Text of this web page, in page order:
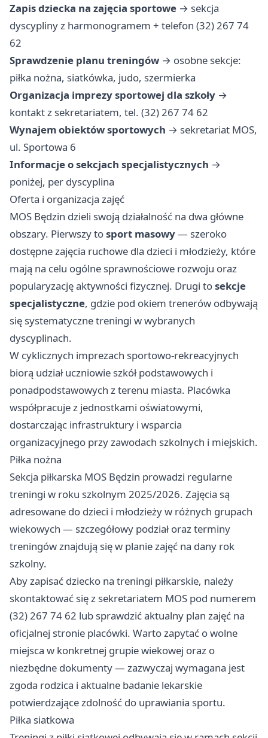
Zapis dziecka na zajęcia sportowe → sekcja
dyscypliny z harmonogramem + telefon (32) 267 74
62
Sprawdzenie planu treningów → osobne sekcje:
piłka nożna, siatkówka, judo, szermierka
Organizacja imprezy sportowej dla szkoły →
kontakt z sekretariatem, tel. (32) 267 74 62
Wynajem obiektów sportowych → sekretariat MOS,
ul. Sportowa 6
Informacje o sekcjach specjalistycznych →
poniżej, per dyscyplina
Oferta i organizacja zajęć
MOS Będzin dzieli swoją działalność na dwa główne
obszary. Pierwszy tosport masowy— szeroko
dostępne zajęcia ruchowe dla dzieci i młodzieży, które
mają na celu ogólne sprawnościowe rozwoju oraz
popularyzację aktywności fizycznej. Drugi tosekcje
specjalistyczne, gdzie pod okiem trenerów odbywają
się systematyczne treningi w wybranych
dyscyplinach.
W cyklicznych imprezach sportowo-rekreacyjnych
biorą udział uczniowie szkół podstawowych i
ponadpodstawowych z terenu miasta. Placówka
współpracuje z jednostkami oświatowymi,
dostarczając infrastruktury i wsparcia
organizacyjnego przy zawodach szkolnych i miejskich.
Piłka nożna
Sekcja piłkarska MOS Będzin prowadzi regularne
treningi w roku szkolnym 2025/2026. Zajęcia są
adresowane do dzieci i młodzieży w różnych grupach
wiekowych — szczegółowy podział oraz terminy
treningów znajdują się w planie zajęć na dany rok
szkolny.
Aby zapisać dziecko na treningi piłkarskie, należy
skontaktować się z sekretariatem MOS pod numerem
(32) 267 74 62 lub sprawdzić aktualny plan zajęć na
oficjalnej stronie placówki. Warto zapytać o wolne
miejsca w konkretnej grupie wiekowej oraz o
niezbędne dokumenty — zazwyczaj wymagana jest
zgoda rodzica i aktualne badanie lekarskie
potwierdzające zdolność do uprawiania sportu.
Piłka siatkowa